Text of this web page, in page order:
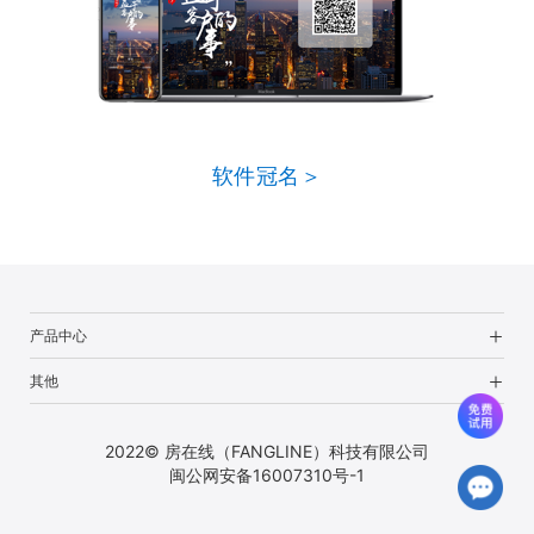
软件冠名＞
产品中心
其他
2022© 房在线（FANGLINE）科技有限公司
闽公网安备16007310号-1